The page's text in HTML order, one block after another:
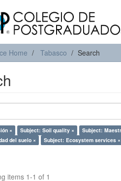
Home Tabasco Search
× Subject: Soil quality × Subject:
del suelo ×
Subject: Ecosystem services ×
items 1-1 of 1